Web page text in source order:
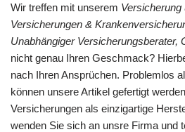
Wir treffen mit unserem Versicherung
Versicherungen &
Unabhängiger Versicherungsberater,
nicht genau Ihren Geschmack?
nach Ihren Ansprüchen. Problemlos
können unsere Artikel gefertigt
Versicherungen als einzigartige
wenden Sie sich an unsre Firma und